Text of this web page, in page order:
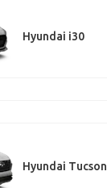
Hyundai i30
Hyundai Tucson